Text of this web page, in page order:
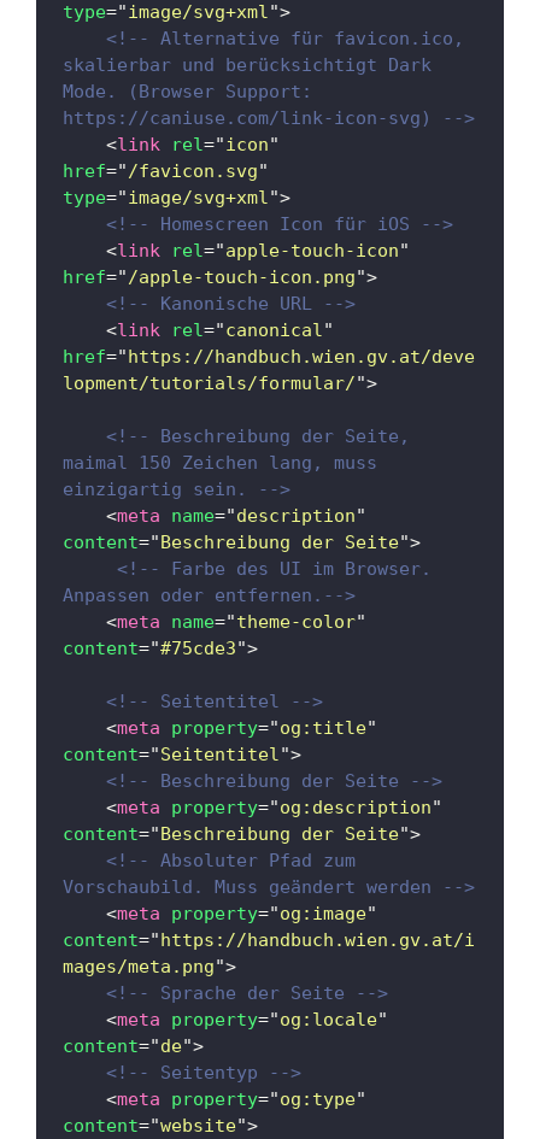
type="image/svg+xml">
<!-- Alternative für favicon.ico,
skalierbar und berücksichtigt Dark
Mode. (Browser Support:
https://caniuse.com/link-icon-svg) -->
<link rel="icon"
href="/favicon.svg"
type="image/svg+xml">
<!-- Homescreen Icon für iOS -->
<link rel="apple-touch-icon"
href="/apple-touch-icon.png">
<!-- Kanonische URL -->
<link rel="canonical"
href="https://handbuch.wien.gv.at/deve
lopment/tutorials/formular/">
<!-- Beschreibung der Seite,
maimal 150 Zeichen lang, muss
einzigartig sein. -->
<meta name="description"
content="Beschreibung der Seite">
<!-- Farbe des UI im Browser.
Anpassen oder entfernen.-->
<meta name="theme-color"
content="#75cde3">
<!-- Seitentitel -->
<meta property="og:title"
content="Seitentitel">
<!-- Beschreibung der Seite -->
<meta property="og:description"
content="Beschreibung der Seite">
<!-- Absoluter Pfad zum
Vorschaubild. Muss geändert werden -->
<meta property="og:image"
content="https://handbuch.wien.gv.at/i
mages/meta.png">
<!-- Sprache der Seite -->
<meta property="og:locale"
content="de">
<!-- Seitentyp -->
<meta property="og:type"
content="website">